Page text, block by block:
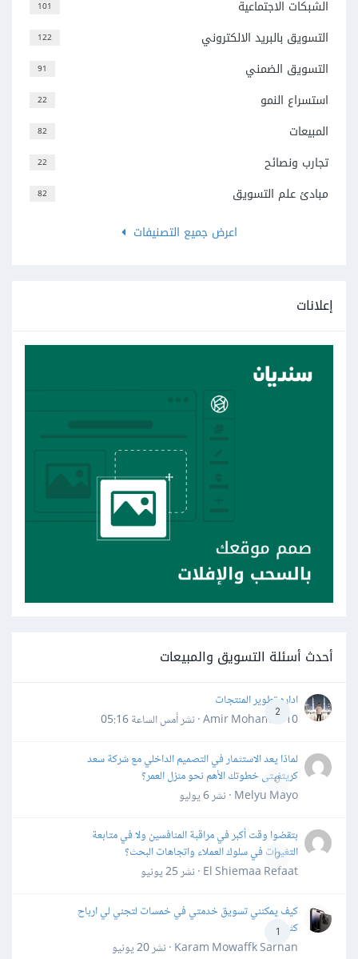
101 الشبكات الاجتماعية
122 التسويق بالبريد الالكتروني
91 التسويق الضمني
22 استسراع النمو
82 المبيعات
22 تجارب ونصائح
82
مبادئ علم التسويق
اعرض جميع التصنيفات
إعلانات
أحدث أسئلة التسويق والمبيعات
2
اداره تطوير المنتجات
Amir Mohamed10 · نشر
أمس الساعة 05:16
0
لماذا يعد الاستثمار في التصميم الداخلي مع شركة سعد
كريتفيتى خطوتك الأهم نحو منزل العمر؟
Melyu Mayo · نشر
6 يوليو
0
بتقضوا وقت أكبر في مراقبة المنافسين ولا في متابعة
التغيرات في سلوك العملاء واتجاهات البحث؟
El Shiemaa Refaat · نشر
25 يونيو
1
كيف يمكنني تسويق خدمتي في خمسات لتجني لي ارباح
كثيرة
Karam Mowaffk Sarhan · نشر
20 يونيو